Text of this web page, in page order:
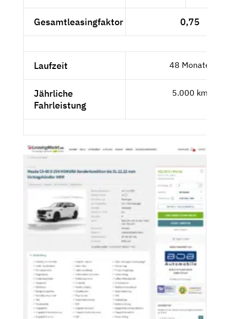
Gesamtleasingfaktor 0,75
Laufzeit 48 Monate
Jährliche
Fahrleistung
5.000 km